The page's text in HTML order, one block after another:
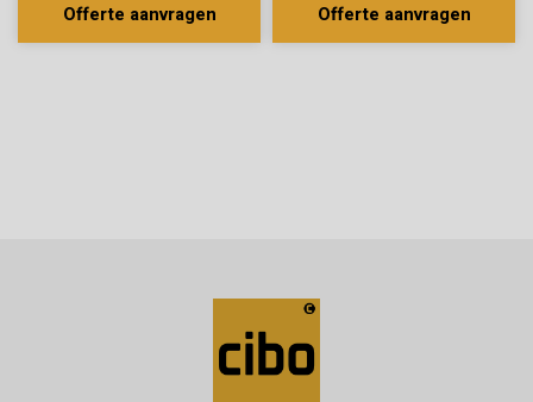
Offerte aanvragen Offerte aanvragen